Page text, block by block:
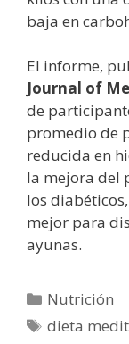
baja en
El informe,
Journal of
de
promedio de
reducida en
la mejora del
los
mejor para
ayunas.
Categorías
Nutrición
Etiquetas
dieta